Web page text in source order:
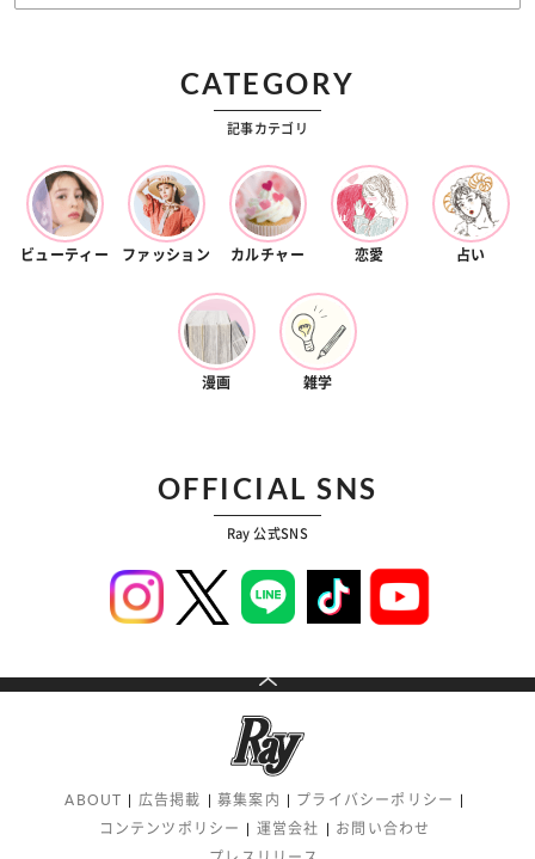
CATEGORY
記事カテゴリ
ビューティー ファッション カルチャー 恋愛 占い
漫画 雑学
OFFICIAL SNS
Ray 公式SNS
ABOUT 広告掲載 募集案内
プライバシーポリシー
コンテンツポリシー
運営会社
お問い合わせ